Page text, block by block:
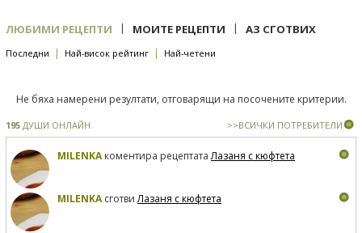
ЛЮБИМИ РЕЦЕПТИ | МОИТЕ РЕЦЕПТИ | АЗ СГОТВИХ
Последни | Най-висок рейтинг | Най-четени
Не бяха намерени резултати, отговарящи на посочените критерии.
195 ДУШИ ОНЛАЙН >>ВСИЧКИ ПОТРЕБИТЕЛИ
MILENKAкоментира рецептатаЛазаня с кюфтета
MILENKAсготвиЛазаня с кюфтета